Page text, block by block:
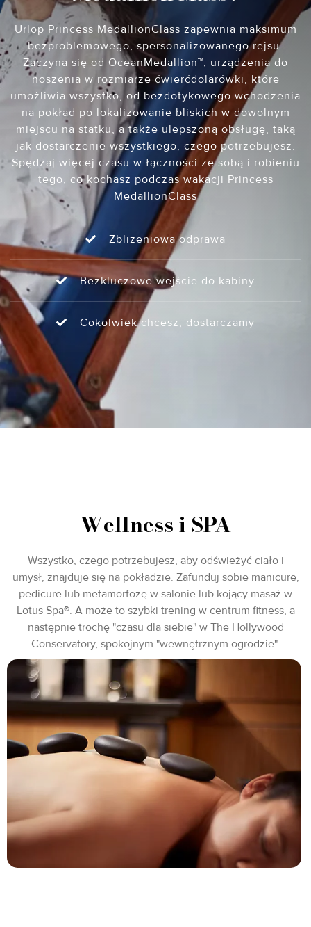
Urlop Princess MedallionClass zapewnia maksimum
bezproblemowego, spersonalizowanego rejsu.
Zaczyna się od OceanMedallion™, urządzenia do
noszenia w rozmiarze ćwierćdolarówki, które
umożliwia wszystko, od bezdotykowego wchodzenia
na pokład po lokalizowanie bliskich w dowolnym
miejscu na statku, a także ulepszoną obsługę, taką
jak dostarczenie wszystkiego, czego potrzebujesz.
Spędzaj więcej czasu w łączności ze sobą i robieniu
tego, co kochasz podczas wakacji Princess
MedallionClass
Zbliżeniowa odprawa
Bezkluczowe wejście do kabiny
Cokolwiek chcesz, dostarczamy
Wellness i SPA
Wszystko, czego potrzebujesz, aby odświeżyć ciało i
umysł, znajduje się na pokładzie. Zafunduj sobie manicure,
pedicure lub metamorfozę w salonie lub kojący masaż w
Lotus Spa®. A może to szybki trening w centrum fitness, a
następnie trochę "czasu dla siebie" w The Hollywood
Conservatory, spokojnym "wewnętrznym ogrodzie".